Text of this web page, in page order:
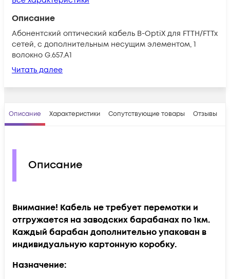
Описание
Абонентский оптический кабель B-OptiX для FTTH/FTTx
сетей, с дополнительным несущим элементом, 1
волокно G.657.А1
Читать далее
Описание Характеристики Сопутствующие товары Отзывы
Описание
Внимание! Кабель не требует перемотки и
отгружается на заводских барабанах по 1км.
Каждый барабан дополнительно упакован в
индивидуальную картонную коробку.
Назначение: